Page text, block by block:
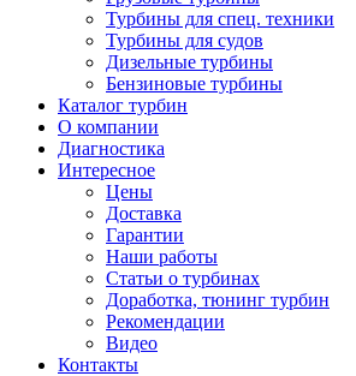
Турбины для спец. техники
Турбины для судов
Дизельные турбины
Бензиновые турбины
Каталог турбин
О компании
Диагностика
Интересное
Цены
Доставка
Гарантии
Наши работы
Статьи о турбинах
Доработка, тюнинг турбин
Рекомендации
Видео
Контакты